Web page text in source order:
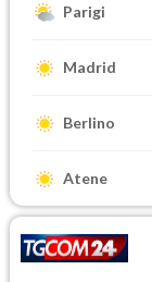
Parigi
Madrid
Berlino
Atene